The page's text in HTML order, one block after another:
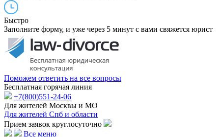
Быстро
Заполните форму, и уже через 5 минут с вами свяжется юрист
Поможем ответить на все вопросы
Бесплатная горячая линия
+7(800)551-24-06
Для жителей Москвы и МО
Для жителей Спб и области
Прием заявок круглосуточно
Все меню